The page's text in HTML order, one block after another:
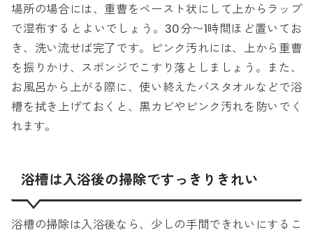
場所の場合には、重曹をペースト状にして上からラップ
で湿布するとよいでしょう。30分〜1時間ほど置いてお
き、洗い流せば完了です。ピンク汚れには、上から重曹
を振りかけ、スポンジでこすり落としましょう。また、
お風呂から上がる際に、使い終えたバスタオルなどで浴
槽を拭き上げておくと、黒カビやピンク汚れを防いでく
れます。
浴槽は入浴後の掃除ですっきりきれい
浴槽の掃除は入浴後なら、少しの手間できれいにするこ